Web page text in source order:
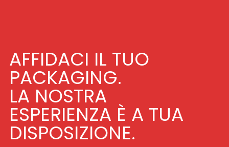
AFFIDACI IL TUO
PACKAGING.
LA NOSTRA
ESPERIENZA È A TUA
DISPOSIZIONE.